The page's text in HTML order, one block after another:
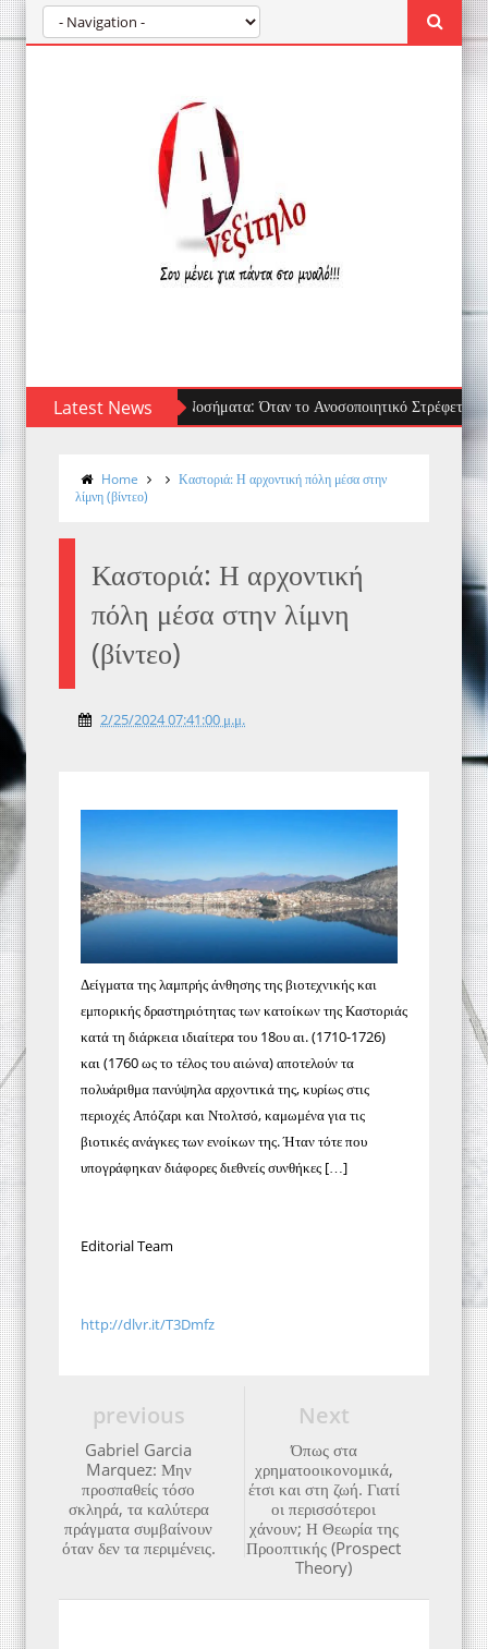
Latest News Τσίμπημα μέδουσας: πρώτες βοήθειες, τι να
Home
Καστοριά: Η αρχοντική πόλη μέσα στην
λίμνη (βίντεο)
Καστοριά: Η αρχοντική
πόλη μέσα στην λίμνη
(βίντεο)
2/25/2024 07:41:00 μ.μ.
Δείγματα της λαμπρής άνθησης της βιοτεχνικής και
εμπορικής δραστηριότητας των κατοίκων της Καστοριάς
κατά τη διάρκεια ιδιαίτερα του 18ου αι. (1710-1726)
και (1760 ως το τέλος του αιώνα) αποτελούν τα
πολυάριθμα πανύψηλα αρχοντικά της, κυρίως στις
περιοχές Απόζαρι και Ντολτσό, καμωμένα για τις
βιοτικές ανάγκες των ενοίκων της. Ήταν τότε που
υπογράφηκαν διάφορες διεθνείς συνθήκες […]
Editorial Team
http://dlvr.it/T3Dmfz
Next
Όπως στα
χρηματοοικονομικά,
έτσι και στη ζωή. Γιατί
οι περισσότεροι
χάνουν; Η Θεωρία της
Προοπτικής (Prospect
Theory)
previous
Gabriel Garcia
Marquez: Μην
προσπαθείς τόσο
σκληρά, τα καλύτερα
πράγματα συμβαίνουν
όταν δεν τα περιμένεις.